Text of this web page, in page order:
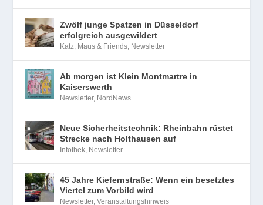
Zwölf junge Spatzen in Düsseldorf
erfolgreich ausgewildert
Katz, Maus & Friends Newsletter
Ab morgen ist Klein Montmartre in
Kaiserswerth
Newsletter, NordNews
Neue Sicherheitstechnik: Rheinbahn rüstet
Strecke nach Holthausen auf
Infothek Newsletter
45 Jahre Kiefernstraße: Wenn ein besetztes
Viertel zum Vorbild wird
Newsletter,Veranstaltungshinweis